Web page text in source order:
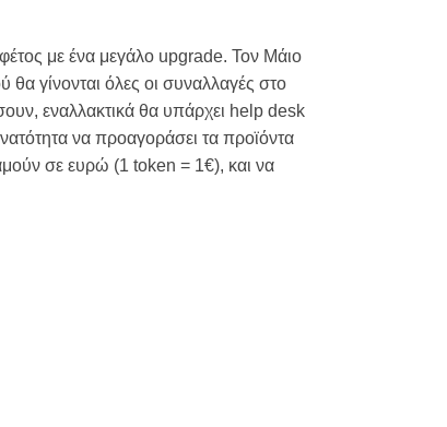
με ένα μεγάλο upgrade. Τον Μάιο
γίνονται όλες οι συναλλαγές στο
εναλλακτικά θα υπάρχει help desk
να προαγοράσει τα προϊόντα
σε ευρώ (1 token = 1€), και να